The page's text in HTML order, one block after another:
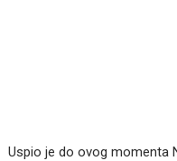
Uspio je do ovog momenta